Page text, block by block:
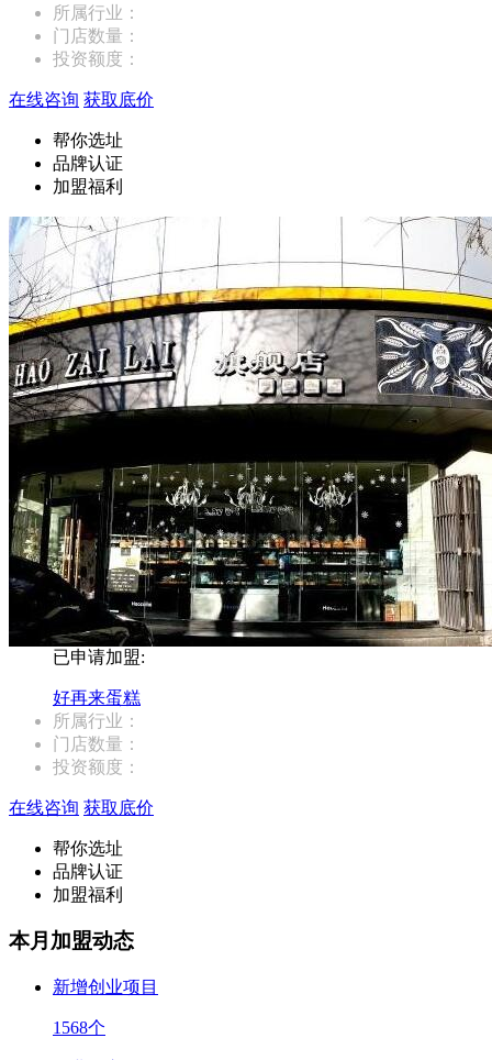
所属行业：
门店数量：
投资额度：
在线咨询 获取底价
帮你选址
品牌认证
加盟福利
已申请加盟:
好再来蛋糕
所属行业：
门店数量：
投资额度：
在线咨询 获取底价
帮你选址
品牌认证
加盟福利
本月加盟动态
新增创业项目
1568个